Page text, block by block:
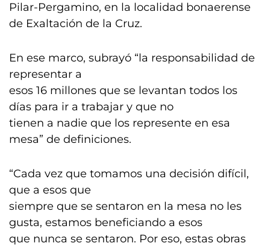
Pilar-Pergamino, en la localidad bonaerense
de Exaltación de la Cruz.
En ese marco, subrayó “la responsabilidad de
representar a
esos 16 millones que se levantan todos los
días para ir a trabajar y que no
tienen a nadie que los represente en esa
mesa” de definiciones.
“Cada vez que tomamos una decisión difícil,
que a esos que
siempre que se sentaron en la mesa no les
gusta, estamos beneficiando a esos
que nunca se sentaron. Por eso, estas obras